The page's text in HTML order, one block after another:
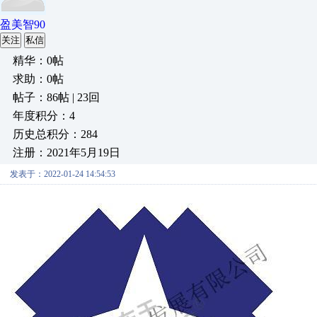
盈美智90
关注 私信
精华：0帖
求助：0帖
帖子：86帖 | 23回
年度积分：4
历史总积分：284
注册：2021年5月19日
发表于：2022-01-24 14:54:53